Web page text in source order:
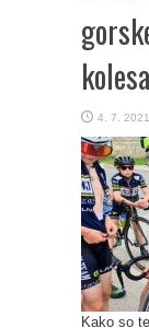
4. 7. 2021
Kako so